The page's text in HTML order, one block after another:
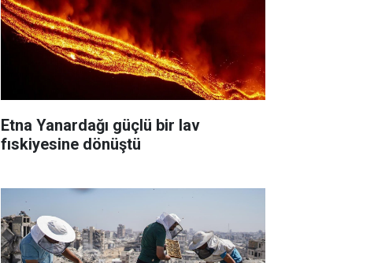
Etna Yanardağı güçlü bir lav
fıskiyesine dönüştü